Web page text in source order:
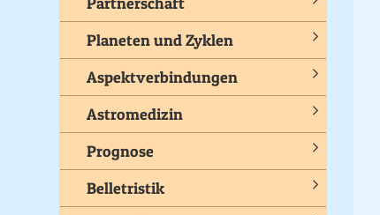
Planeten und Zyklen
Aspektverbindungen
Astromedizin
Prognose
Belletristik